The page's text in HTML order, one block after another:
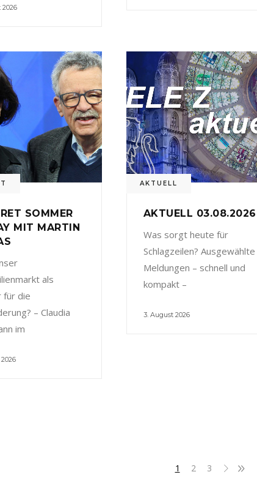
SOMMER
MIT MARTIN
als
für die
– Claudia
im
AKTUELL
AKTUELL 03.08.2026
Was sorgt heute für
Schlagzeilen? Ausgewählte
Meldungen – schnell und
kompakt –
3. August 2026
1 2 3